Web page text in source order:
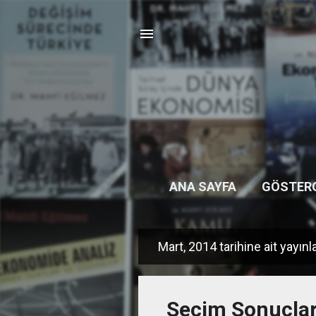
ANA SAYFA
a
Mart, 2014 tarihine ait
Seçim